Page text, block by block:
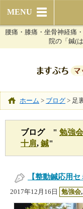
MENU
腰痛・膝痛・坐骨神経痛
院の「鍼(
ホーム > ブログ > 足
ブログ " 勉強会
十肩, 鍼"
【整動鍼応用セ
2017年12月16日 勉強会,